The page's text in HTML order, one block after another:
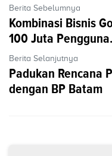
Berita Sebelumnya
Kombinasi Bisnis
100 Juta
Berita Selanjutnya
Padukan Rencana
dengan BP Batam